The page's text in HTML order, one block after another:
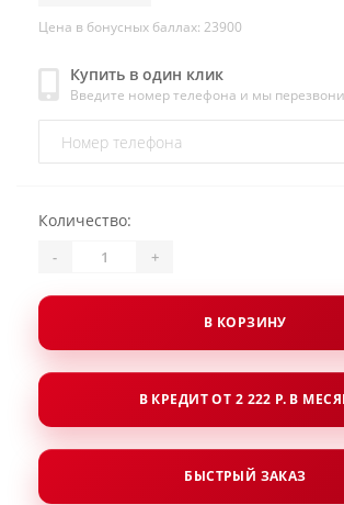
Цена в бонусных баллах: 23900
Купить в один клик
Введите номер телефона и мы
Количество:
- +
В КОРЗИНУ
В КРЕДИТ ОТ 2 222 Р. В
БЫСТРЫЙ ЗАКАЗ